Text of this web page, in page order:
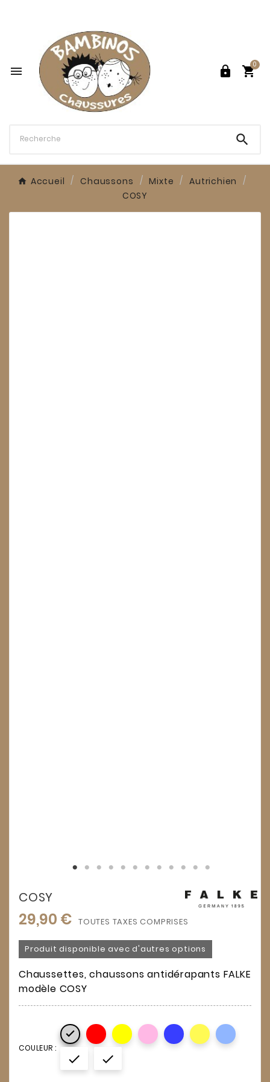
  
0

Accueil Chaussons Mixte
Autrichien
COSY
COSY
29,90 € TOUTES TAXES COMPRISES
Produit disponible avec d'autres options
Chaussettes, chaussons antidérapants FALKE
modèle COSY
COULEUR :

 